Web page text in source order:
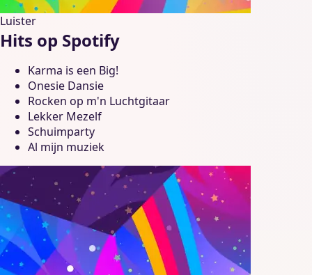
Luister
Hits op Spotify
Karma is een Big!
Onesie Dansie
Rocken op m'n Luchtgitaar
Lekker Mezelf
Schuimparty
Al mijn muziek